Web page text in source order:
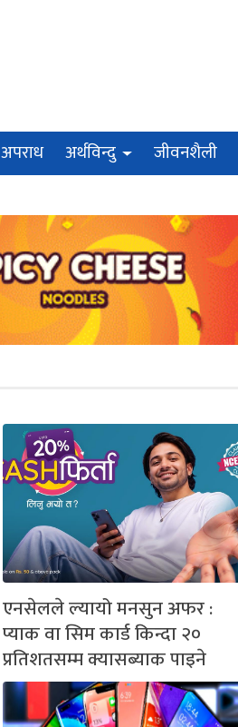
अपराध अर्थविन्दु जीवनशैली
एनसेलले ल्यायो मनसुन अफर :
प्याक वा सिम कार्ड किन्दा २०
प्रतिशतसम्म क्यासब्याक पाइने